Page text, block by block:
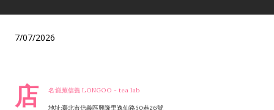
7/07/2026
店 名:巃蕪信義 LONGOO - tea lab
地址:臺北市信義區興隆里逸仙路50巷26號